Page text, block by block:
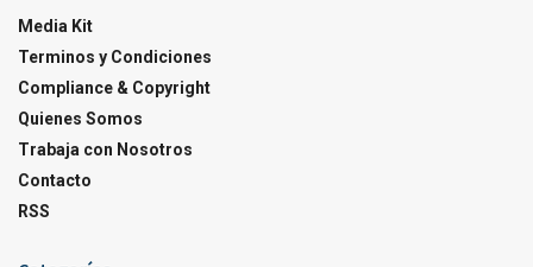
Media Kit
Terminos y Condiciones
Compliance & Copyright
Quienes Somos
Trabaja con Nosotros
Contacto
RSS